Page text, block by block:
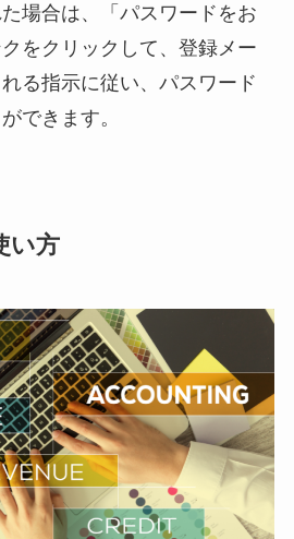
場合は、「パスワードをお
をクリックして、登録メー
る指示に従い、パスワード
できます。
い方